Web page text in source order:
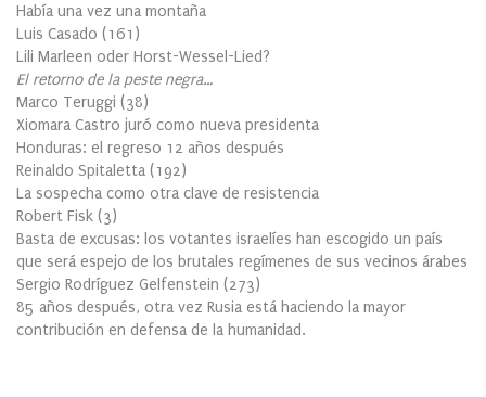
Había una vez una montaña
Luis Casado (161 )
Lili Marleen oder Horst-Wessel-Lied?
El retorno de la peste negra…
Marco Teruggi (38)
Xiomara Castro juró como nueva presidenta
Honduras: el regreso 12 años después
Reinaldo Spitaletta (192)
La sospecha como otra clave de resistencia
Robert Fisk (3)
Basta de excusas: los votantes israelíes han escogido un país
que será espejo de los brutales regímenes de sus vecinos árabes
Sergio Rodríguez Gelfenstein (273)
85 años después, otra vez Rusia está haciendo la mayor
contribución en defensa de la humanidad.